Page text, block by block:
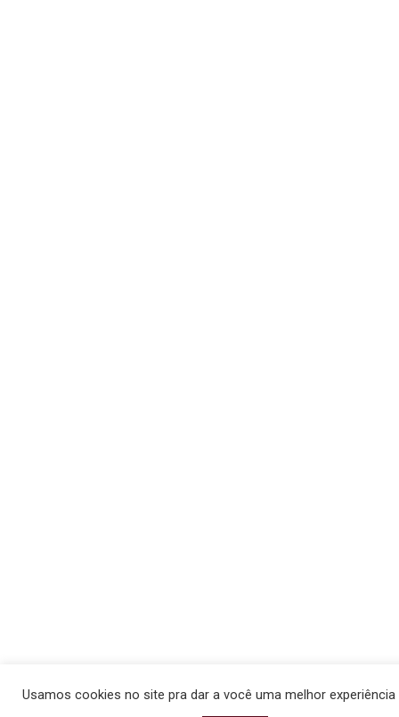
Usamos cookies no site pra dar a você uma melhor